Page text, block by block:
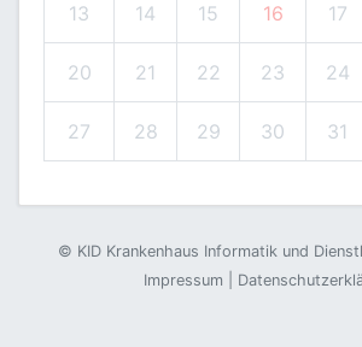
13 14 15 16 17
20 21 22 23 24
27 28 29 30 31
© KID Krankenhaus Informatik und
Impressum